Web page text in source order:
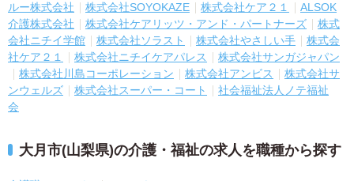
ルー株式会社
株式会社SOYOKAZE 株式会社ケア２１
ALSOK
介護株式会社
株式会社ケアリッツ・アンド・パートナーズ
株式
会社ニチイ学館
株式会社ソラスト 株式会社やさしい手
株式会
社ケア２１
株式会社ニチイケアパレス
株式会社サンガジャパン
株式会社川島コーポレーション
株式会社アンビス
株式会社サ
ンウェルズ
株式会社スーパー・コート
社会福祉法人ノテ福祉
会
大月市(山梨県)の介護・福祉の求人を職種から探す